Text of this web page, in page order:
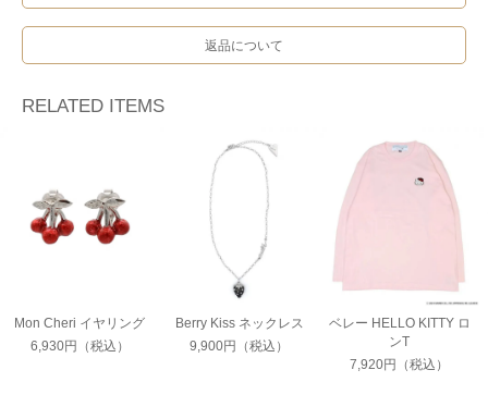
返品について
RELATED ITEMS
Mon Cheri イヤリング
6,930円（税込）
Berry Kiss ネックレス
9,900円（税込）
ベレー HELLO KITTY ロ
ンT
7,920円（税込）